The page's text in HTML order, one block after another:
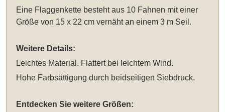
Eine Flaggenkette besteht aus 10 Fahnen mit einer
Größe von 15 x 22 cm vernäht an einem 3 m Seil.
Weitere Details:
Leichtes Material. Flattert bei leichtem Wind.
Hohe Farbsättigung durch beidseitigen Siebdruck.
Entdecken Sie weitere Größen: